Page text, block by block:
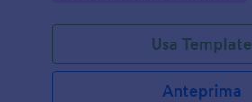
Usa Template
Anteprima